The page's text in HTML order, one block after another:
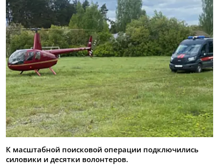
К масштабной поисковой операции подключились
силовики и десятки волонтеров.